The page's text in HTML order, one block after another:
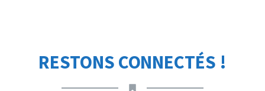
RESTONS CONNECTÉS !